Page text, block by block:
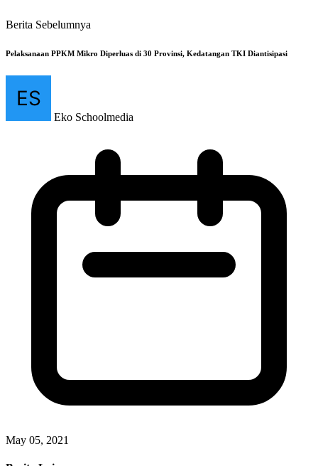
Berita Sebelumnya
Pelaksanaan PPKM Mikro Diperluas di 30 Provinsi, Kedatangan TKI Diantisipasi
Eko Schoolmedia
May 05, 2021